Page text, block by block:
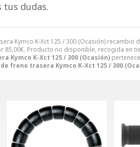
Kymco K-Xct 125 / 300 (Ocasión)
85,00€. Producto no disponible, recogida en
Kymco K-Xct 125 / 300 (Ocasión)
freno trasera Kymco K-Xct 125 / 300
tus dudas.